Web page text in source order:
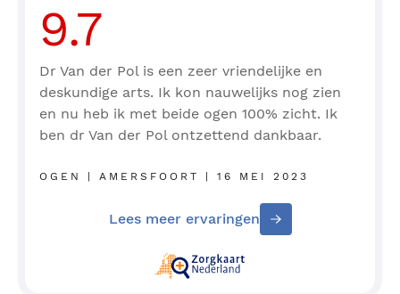
9.7
Dr Van der Pol is een zeer vriendelijke en
deskundige arts. Ik kon nauwelijks nog zien
en nu heb ik met beide ogen 100% zicht. Ik
ben dr Van der Pol ontzettend dankbaar.
OGEN | AMERSFOORT | 16 MEI 2023
Lees meer ervaringen